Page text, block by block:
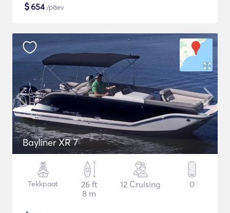
$654/päev
Bayliner XR 7
Tekkpaat
26 ft
8 m
12 Cruising 0